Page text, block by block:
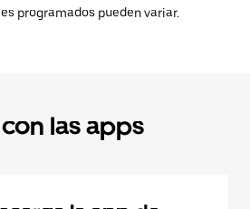
programados pueden variar.
las apps